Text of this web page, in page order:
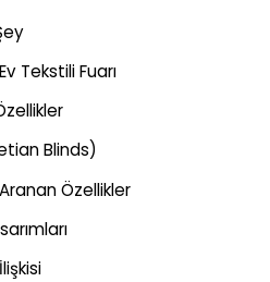
Tekstili Fuarı
Blinds)
Özellikler